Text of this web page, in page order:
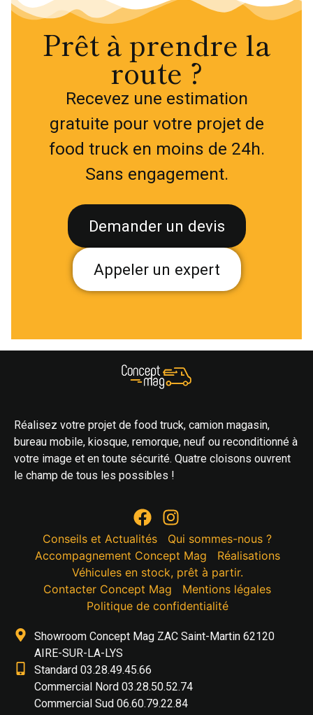
Prêt à prendre la
route ?
Recevez une estimation
gratuite pour votre projet de
food truck en moins de 24h.
Sans engagement.
Demander un devis
Appeler un expert
Réalisez votre projet de food truck, camion magasin,
bureau mobile, kiosque, remorque, neuf ou reconditionné à
votre image et en toute sécurité. Quatre cloisons ouvrent
le champ de tous les possibles !
Conseils et Actualités
Qui sommes-nous ?
Accompagnement Concept Mag
Réalisations
Véhicules en stock, prêt à partir.
Contacter Concept Mag
Mentions légales
Politique de confidentialité
Showroom Concept Mag ZAC Saint-Martin 62120
AIRE-SUR-LA-LYS
Standard 03.28.49.45.66
Commercial Nord 03.28.50.52.74
Commercial Sud 06.60.79.22.84